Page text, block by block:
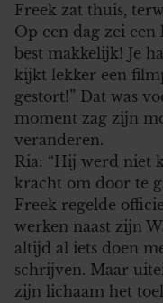
Freek zat thuis,
Op een dag zei
best makkelijk! Je
kijkt lekker een
gestort!” Dat was
moment zag zijn
veranderen.
Ria: “Hij werd niet
kracht om door te
Freek regelde
werken naast zijn
altijd al iets doen
schrijven. Maar
zijn lichaam het